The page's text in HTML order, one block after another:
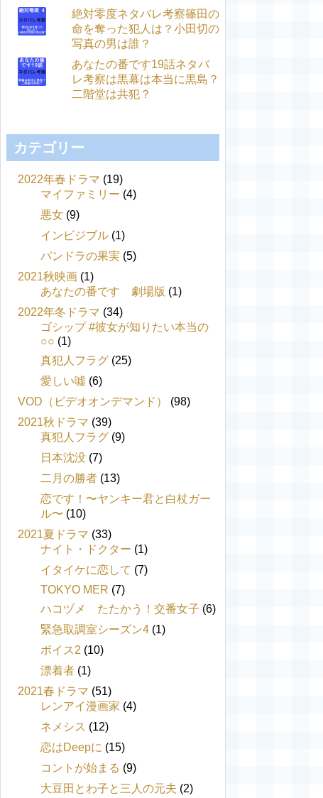
絶対零度ネタバレ考察篠田の
命を奪った犯人は？小田切の
写真の男は誰？
あなたの番です19話ネタバ
レ考察は黒幕は本当に黒島？
二階堂は共犯？
カテゴリー
2022年春ドラマ (19)
マイファミリー (4)
悪女 (9)
インビジブル (1)
パンドラの果実 (5)
2021秋映画 (1)
あなたの番です 劇場版 (1)
2022年冬ドラマ (34)
ゴシップ #彼女が知りたい本当の
○○ (1)
真犯人フラグ (25)
愛しい噓 (6)
VOD（ビデオオンデマンド）
(98)
2021秋ドラマ (39)
真犯人フラグ (9)
日本沈没 (7)
二月の勝者 (13)
恋です！〜ヤンキー君と白杖ガー
ル〜 (10)
2021夏ドラマ (33)
ナイト・ドクター (1)
イタイケに恋して (7)
TOKYO MER (7)
ハコヅメ たたかう！交番女子 (6)
緊急取調室シーズン4 (1)
ボイス2 (10)
漂着者 (1)
2021春ドラマ (51)
レンアイ漫画家 (4)
ネメシス (12)
恋はDeepに (15)
コントが始まる (9)
大豆田とわ子と三人の元夫 (2)